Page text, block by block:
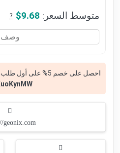
متوسط السعر: $9.68
?
وصف
احصل على خصم 5% على أول طلب لك باستخدام الرمز الترويجي
geonix.com